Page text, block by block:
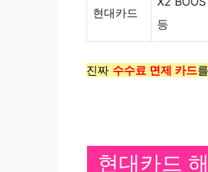
현대카드
등
진짜 수수료 면제 카드
현대카드